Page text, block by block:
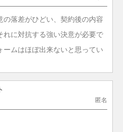
落差がひどい、契約後の内容
れに対抗する強い決意が必要で
ムはほぼ出来ないと思ってい
匿名